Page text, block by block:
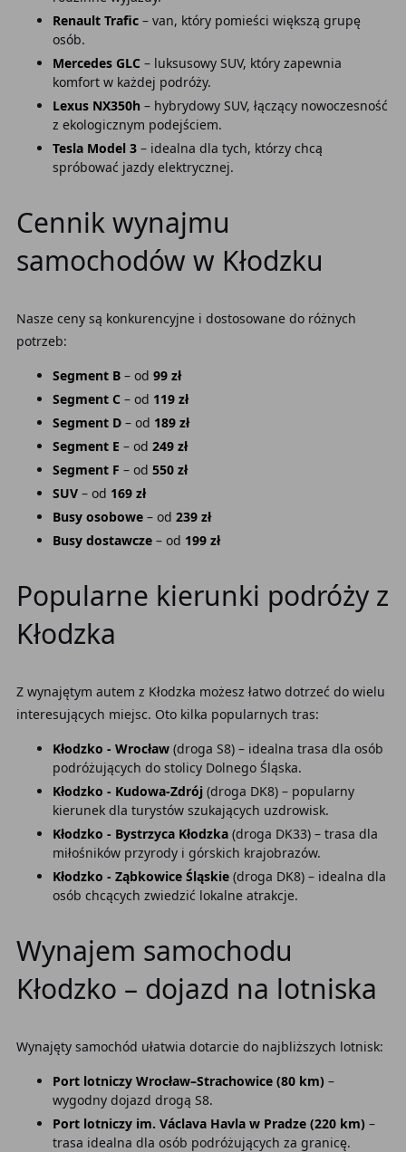
Renault Trafic– van, który pomieści większą grupę
osób.
Mercedes GLC – luksusowy SUV, który zapewnia
komfort w każdej podróży.
Lexus NX350h – hybrydowy SUV, łączący nowoczesność
z ekologicznym podejściem.
Tesla Model 3– idealna dla tych, którzy chcą
spróbować jazdy elektrycznej.
Cennik wynajmu
samochodów w Kłodzku
Nasze ceny są konkurencyjne i dostosowane do różnych
potrzeb:
Segment B– od 99 zł
Segment C – od 119 zł
Segment D– od 189 zł
Segment E – od 249 zł
Segment F – od 550 zł
SUV– od 169 zł
Busy osobowe– od 239 zł
Busy dostawcze– od 199 zł
Popularne kierunki podróży z
Kłodzka
Z wynajętym autem z Kłodzka możesz łatwo dotrzeć do wielu
interesujących miejsc. Oto kilka popularnych tras:
Kłodzko - Wrocław(droga S8) – idealna trasa dla osób
podróżujących do stolicy Dolnego Śląska.
Kłodzko - Kudowa-Zdrój(droga DK8) – popularny
kierunek dla turystów szukających uzdrowisk.
Kłodzko - Bystrzyca Kłodzka(droga DK33) – trasa dla
miłośników przyrody i górskich krajobrazów.
Kłodzko - Ząbkowice Śląskie(droga DK8) – idealna dla
osób chcących zwiedzić lokalne atrakcje.
Wynajem samochodu
Kłodzko – dojazd na lotniska
Wynajęty samochód ułatwia dotarcie do najbliższych lotnisk:
Port lotniczy Wrocław–Strachowice (80 km)–
wygodny dojazd drogą S8.
Port lotniczy im. Václava Havla w Pradze (220 km)–
trasa idealna dla osób podróżujących za granicę.